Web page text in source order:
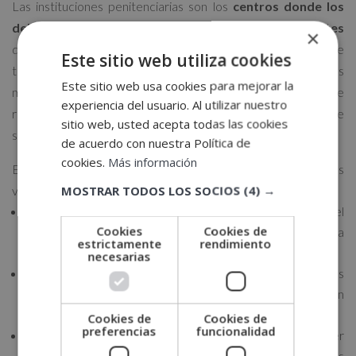
Las instituciones penitenciarias son los centros donde los
delincuentes cumplen las penas correspondientes
decretadas en las sentencias judiciales. Las personas que
trabajan en los centros penitenciarios realizan unas tareas
muy específicas y de especial consideración, por lo que se
requiere formación para realizarlas con garantías de
seguridad.
En estos centros penitenciarios podemos encontrarnos
varios
perfiles profesionales:
son los encargados de evaluar el
comportamiento de los reclusos para facilitar su futura
integración en la sociedad.
se encargan de llevar a cabo tareas científicas
relacionadas con la investigación que se esté realizando en
aquel momento.
Personal sanitario:tienen la responsabilidad de atender
×
Este sitio web utiliza cookies
Este sitio web usa cookies para mejorar la
experiencia del usuario. Al utilizar nuestro
sitio web, usted acepta todas las cookies
de acuerdo con nuestra Política de
cookies. Más información
MOSTRAR TODOS LOS SOCIOS (4) →
Cookies
estrictamente
necesarias
Cookies de
rendimiento
Cookies de
preferencias
Cookies de
funcionalidad